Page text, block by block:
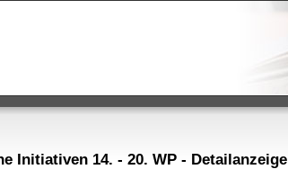
Initiativen 14. - 20. WP - Detailanzeige